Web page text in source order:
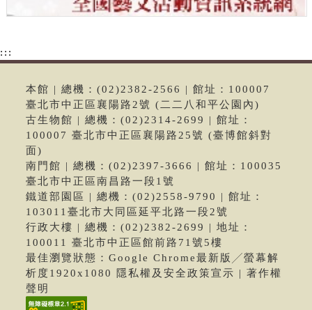
:::
本館 | 總機：(02)2382-2566 | 館址：100007
臺北市中正區襄陽路2號 (二二八和平公園內)
古生物館 | 總機：(02)2314-2699 | 館址：
100007 臺北市中正區襄陽路25號 (臺博館斜對
面)
南門館 | 總機：(02)2397-3666 | 館址：100035
臺北市中正區南昌路一段1號
鐵道部園區 | 總機：(02)2558-9790 | 館址：
103011臺北市大同區延平北路一段2號
行政大樓 | 總機：(02)2382-2699 | 地址：
100011 臺北市中正區館前路71號5樓
最佳瀏覽狀態：Google Chrome最新版╱螢幕解
析度1920x1080 隱私權及安全政策宣示 | 著作權
聲明